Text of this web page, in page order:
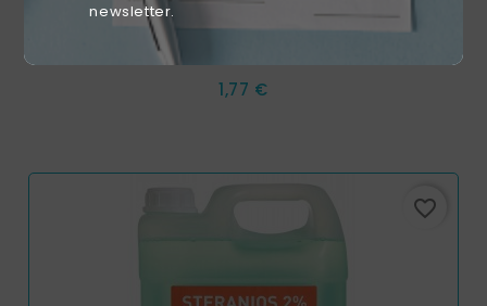
newsletter.
Pompe Pour Bidon De 1L
Prix
1,77 €
favorite_border